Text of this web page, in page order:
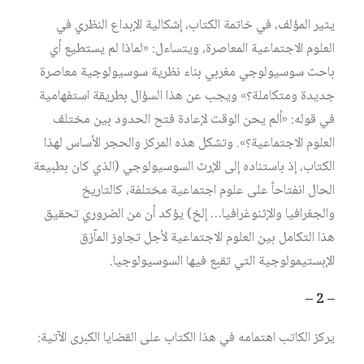
يثير المؤلف، في خاتمة الكتاب، إشكالية الإبداع النظري في
العلوم الاجتماعية المعاصرة، ويتساءل: «لماذا لم يستطيع أي
باحث سوسيولوجي مغربي بناء نظرية سوسيولوجية معاصرة
جديدة ومتكاملة؟» ويجب عن هذا السؤال بطريقة استفهامية
في قوله: «ألم يحن الوقت لإعادة فتح الحدود بين مختلف
العلوم الاجتماعية؟». وتشكل هذه المركز والحجر الأساس لهذا
الكتاب، إذ باستناده إلى الإرث السوسيولوجي (الذي كان بطبيعة
الحال انفتاحاً على علوم اجتماعية مختلفة، كالتاريخ
والجغرافيا والإثنوغرافيا… إلخ) يؤكد أن من الضروري تحقيق
هذا التكامل بين العلوم الاجتماعية لأجل تجاوز المآزق
الإبستيمولوجية التي تقبع فيها السوسيولوجيا.
– 2 –
يركز الكاتب اهتمامه في هذا الكتاب على القضايا الكبرى الآتية: